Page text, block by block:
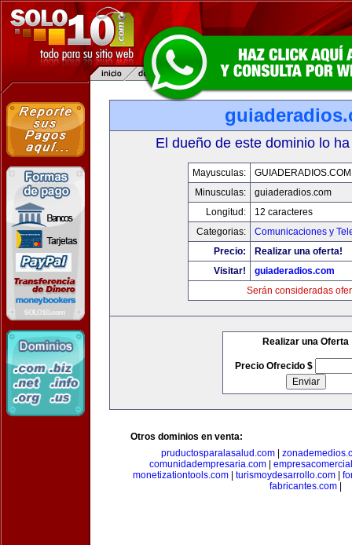
El dueño de este dominio lo
Mayusculas:
GUIADERADIOS.COM
Minusculas:
guiaderadios.com
Longitud:
12 caracteres
Categorias:
Comunicaciones y
Precio:
Realizar una oferta!
Visitar!
guiaderadios.com
Serán consideradas
Realizar una Oferta
Precio Ofrecido $
Otros dominios en venta:
pruductosparalasalud.com|
comunidadempresaria.com
monetizationtools.com| turismoydesarrollo.com|
fabricantes.com